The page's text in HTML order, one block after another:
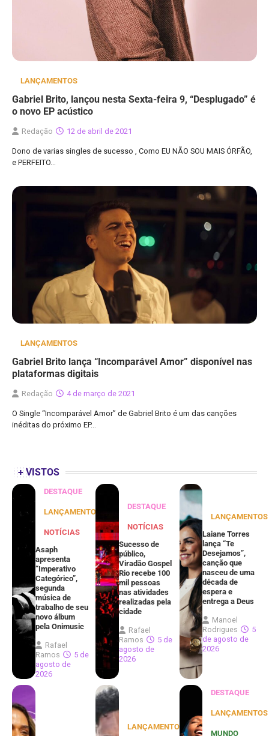
LANÇAMENTOS
Gabriel Brito, lançou nesta Sexta-feira 9, “Desplugado” é
o novo EP acústico
Redação 12 de abril de 2021
Dono de varias singles de sucesso , Como EU NÃO SOU MAIS ÓRFÃO,
e PERFEITO…
LANÇAMENTOS
Gabriel Brito lança “Incomparável Amor” disponível nas
plataformas digitais
Redação 4 de março de 2021
O Single “Incomparável Amor” de Gabriel Brito é um das canções
inéditas do próximo EP…
+ VISTOS
DESTAQUE
LANÇAMENTOS
NOTÍCIAS
Asaph
apresenta
“Imperativo
Categórico”,
segunda
música de
trabalho de seu
novo álbum
pela Onimusic
Rafael
Ramos
5 de
agosto de
2026
DESTAQUE
NOTÍCIAS
Sucesso de
público,
Viradão Gospel
Rio recebe 100
mil pessoas
nas atividades
realizadas pela
cidade
Rafael
Ramos
5 de
agosto de
2026
LANÇAMENTOS
Laiane Torres
lança “Te
Desejamos”,
canção que
nasceu de uma
década de
espera e
entrega a Deus
Manoel
Rodrigues
5
de agosto de
2026
LANÇAMENTOS
DESTAQUE
LANÇAMENTOS
MUNDO